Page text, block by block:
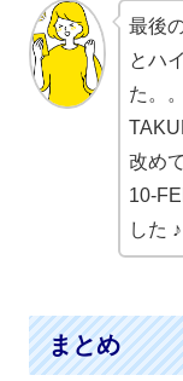
最後
とハ
た。。
改め
10-
した ♪
まとめ